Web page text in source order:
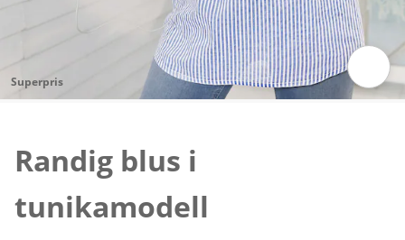
Superpris
Randig blus i
tunikamodell